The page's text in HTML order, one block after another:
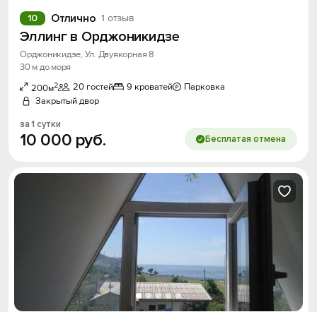
Отлично 1 отзыв
10
Эллинг в Орджоникидзе
Орджоникидзе, Ул. Двуякорная 8
30 м до моря
200м2 20 гостей 9 кроватей
Парковка
Закрытый двор
за 1 сутки
10 000 руб. Бесплатая отмена